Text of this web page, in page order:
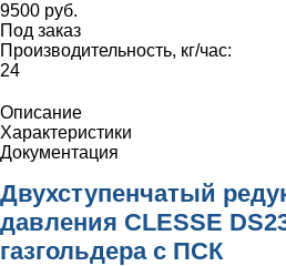
9500 руб.
Под заказ
Производительность, кг/час:
24
Описание
Характеристики
Документация
Двухступенчатый
давления CLESSE
газгольдера с ПСК